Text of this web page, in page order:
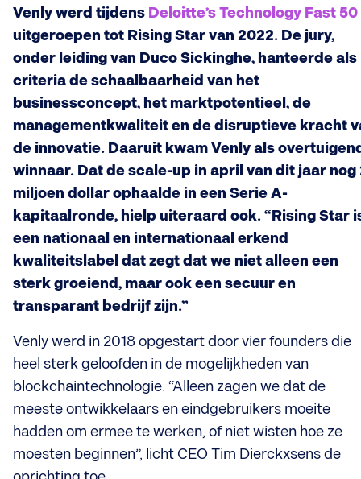
Venly werd tijdens Deloitte’s Technology Fast 50
uitgeroepen tot Rising Star van 2022. De jury,
onder leiding van Duco Sickinghe, hanteerde als
criteria de schaalbaarheid van het
businessconcept, het marktpotentieel, de
managementkwaliteit en de disruptieve kracht
de innovatie. Daaruit kwam Venly als
winnaar. Dat de scale-up in april van dit jaar nog
miljoen dollar ophaalde in een Serie A-
kapitaalronde, hielp uiteraard ook. “Rising Star
een nationaal en internationaal erkend
kwaliteitslabel dat zegt dat we niet alleen een
sterk groeiend, maar ook een secuur en
transparant bedrijf zijn.”
Venly werd in 2018 opgestart door vier founders die
heel sterk geloofden in de mogelijkheden van
blockchaintechnologie. “Alleen zagen we dat de
meeste ontwikkelaars en eindgebruikers moeite
hadden om ermee te werken, of niet wisten hoe ze
moesten beginnen”, licht CEO Tim Dierckxsens de